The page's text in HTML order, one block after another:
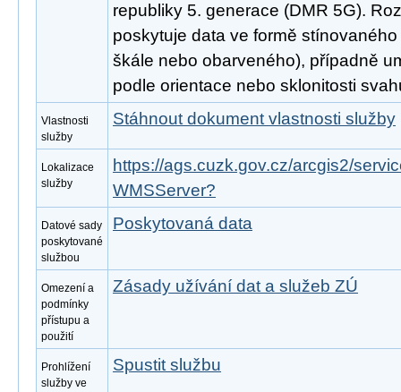
republiky 5. generace (DMR 5G).
poskytuje data ve formě
škále nebo obarveného), případně
podle orientace nebo sklonitosti
Vlastnosti
služby
Stáhnout dokument vlastnosti služby
Lokalizace
služby
https://ags.cuzk.gov.cz/arcgis2/
WMSServer?
Datové sady
poskytované
službou
Poskytovaná data
Omezení a
podmínky
přístupu a
použití
Zásady užívání dat a služeb ZÚ
Prohlížení
služby ve
Spustit službu